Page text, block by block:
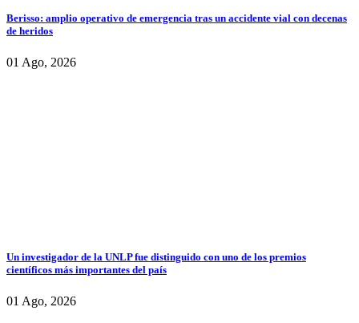
Berisso: amplio operativo de emergencia tras un accidente vial con decenas
de heridos
01 Ago, 2026
Un investigador de la UNLP fue distinguido con uno de los premios
científicos más importantes del país
01 Ago, 2026